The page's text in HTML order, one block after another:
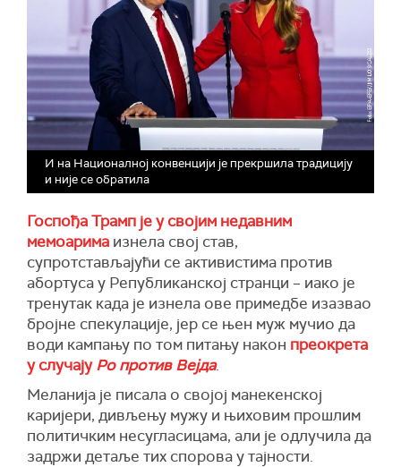
И на Националној конвенцији је прекршила традицију
и није се обратила
Госпођа Трамп је у својим недавним
мемоарима изнела свој став,
супротстављајући се активистима против
абортуса у Републиканској странци – иако је
тренутак када је изнела ове примедбе изазвао
бројне спекулације, јер се њен муж мучио да
води кампању по том питању након преокрета
у случајуРо против Вејда.
Меланија је писала о својој манекенској
каријери, дивљењу мужу и њиховим прошлим
политичким несугласицама, али је одлучила да
задржи детаље тих спорова у тајности.